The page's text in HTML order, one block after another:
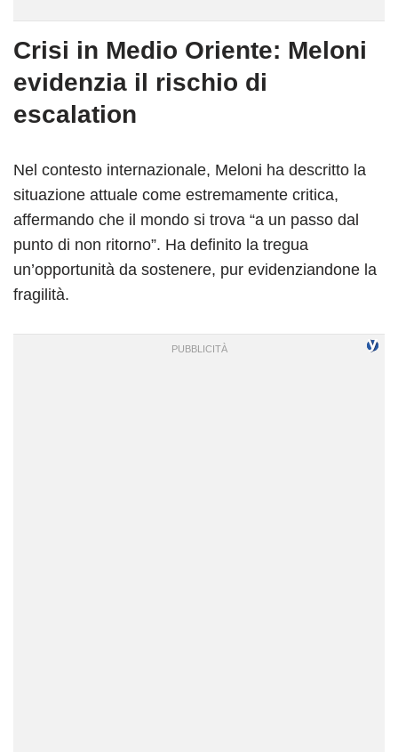
Crisi in Medio Oriente: Meloni
evidenzia il rischio di
escalation
Nel contesto internazionale, Meloni ha descritto la
situazione attuale come estremamente critica,
affermando che il mondo si trova “a un passo dal
punto di non ritorno”. Ha definito la tregua
un’opportunità da sostenere, pur evidenziandone la
fragilità.